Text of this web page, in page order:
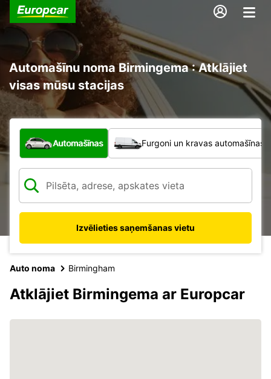
Automašīnu noma Birmingema : Atklājiet
visas mūsu stacijas
Kāda veida transportlīdzeklis?
Automašīnas Furgoni un kravas automašīnas
Izvēlieties saņemšanas vietu
Auto noma Birmingham
Atklājiet Birmingema ar Europcar